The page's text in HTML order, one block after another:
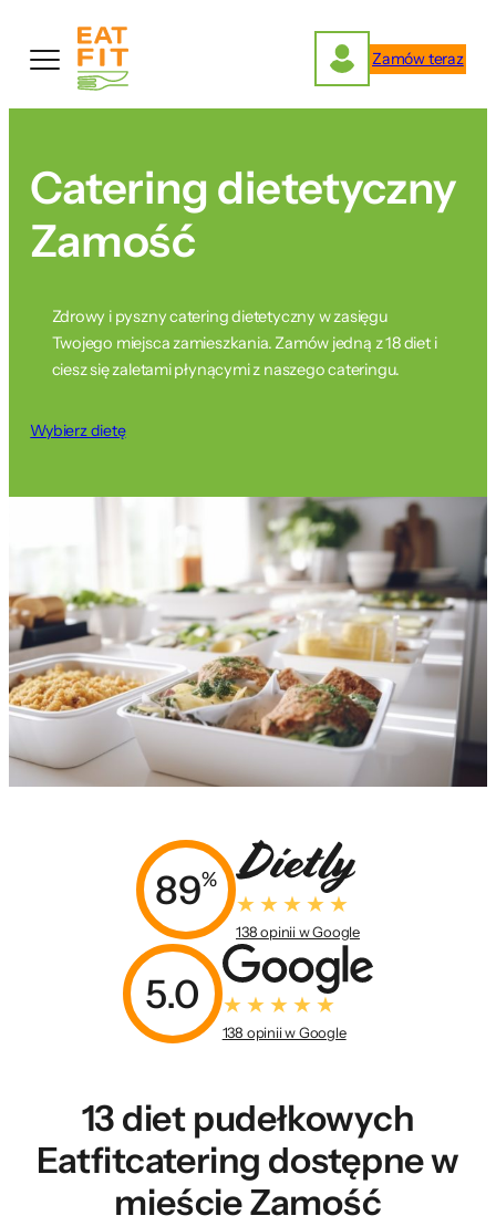
treści
Zamów teraz
Catering dietetyczny
Zamość
Zdrowy i pyszny catering dietetyczny w zasięgu
Twojego miejsca zamieszkania. Zamów jedną z 18 diet i
ciesz się zaletami płynącymi z naszego cateringu.
Wybierz dietę
89%
138 opinii w Google
5.0
138 opinii w Google
13 diet pudełkowych
Eatfitcatering dostępne w
mieście Zamość